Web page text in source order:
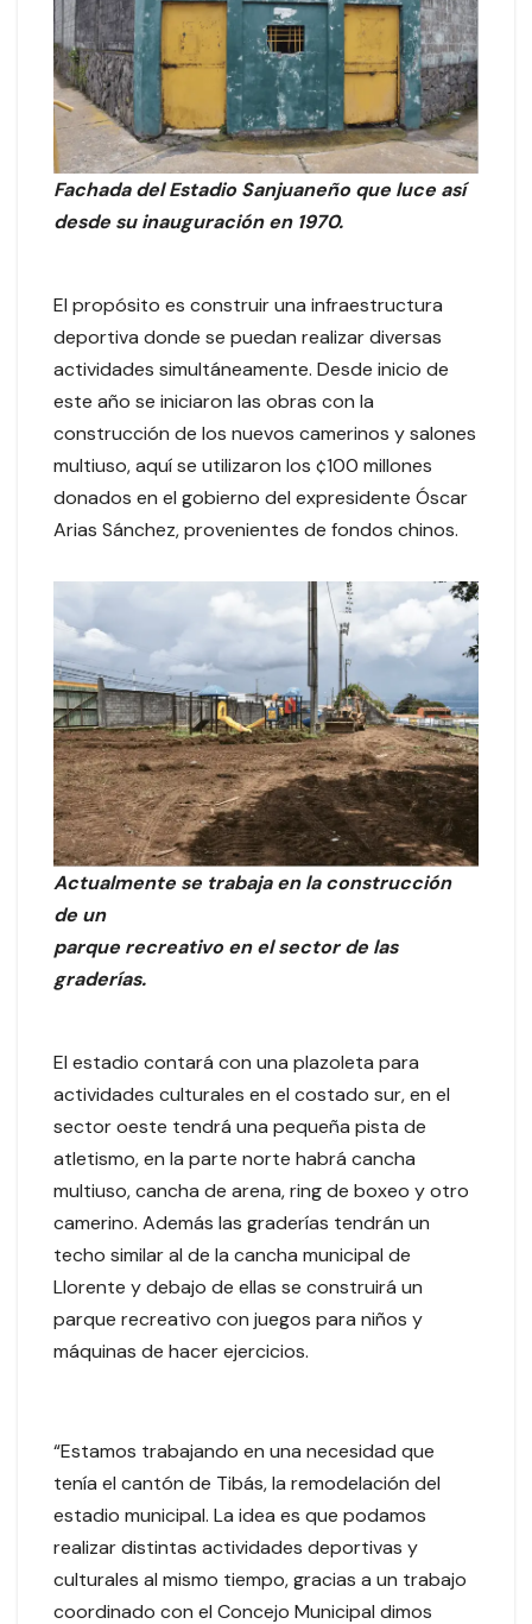
Fachada del Estadio Sanjuaneño que luce así
desde su inauguración en 1970.
El propósito es construir una infraestructura
deportiva donde se puedan realizar diversas
actividades simultáneamente. Desde inicio de
este año se iniciaron las obras con la
construcción de los nuevos camerinos y salones
multiuso, aquí se utilizaron los ¢100 millones
donados en el gobierno del expresidente Óscar
Arias Sánchez, provenientes de fondos chinos.
Actualmente se trabaja en la construcción
de un
parque recreativo en el sector de las
graderías.
El estadio contará con una plazoleta para
actividades culturales en el costado sur, en el
sector oeste tendrá una pequeña pista de
atletismo, en la parte norte habrá cancha
multiuso, cancha de arena, ring de boxeo y otro
camerino. Además las graderías tendrán un
techo similar al de la cancha municipal de
Llorente y debajo de ellas se construirá un
parque recreativo con juegos para niños y
máquinas de hacer ejercicios.
“Estamos trabajando en una necesidad que
tenía el cantón de Tibás, la remodelación del
estadio municipal. La idea es que podamos
realizar distintas actividades deportivas y
culturales al mismo tiempo, gracias a un trabajo
coordinado con el Concejo Municipal dimos